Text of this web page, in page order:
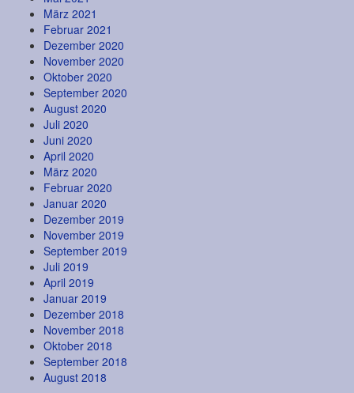
März 2021
Februar 2021
Dezember 2020
November 2020
Oktober 2020
September 2020
August 2020
Juli 2020
Juni 2020
April 2020
März 2020
Februar 2020
Januar 2020
Dezember 2019
November 2019
September 2019
Juli 2019
April 2019
Januar 2019
Dezember 2018
November 2018
Oktober 2018
September 2018
August 2018